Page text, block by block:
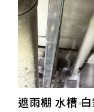
骨架、封PC板